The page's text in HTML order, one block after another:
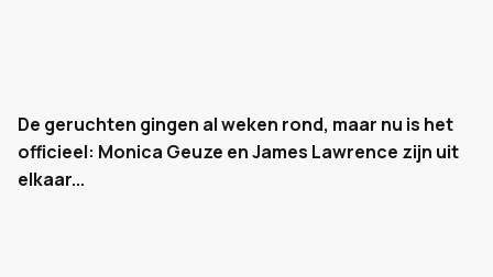
De geruchten gingen al weken rond, maar nu is het
officieel: Monica Geuze en James Lawrence zijn uit
elkaar...